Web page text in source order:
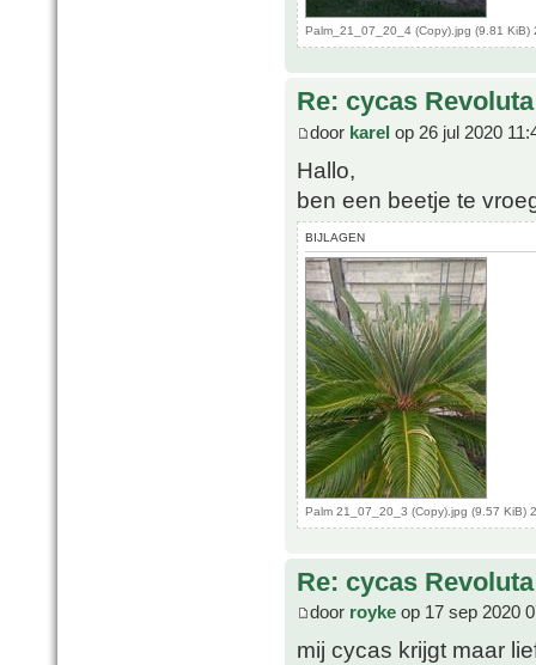
Palm_21_07_20_4 (Copy).jpg (9.81 KiB)
Re: cycas Revoluta
door karel op 26 jul 2020
Hallo,
ben een beetje te
BIJLAGEN
Palm 21_07_20_3 (Copy).jpg (9.57 KiB)
Re: cycas Revoluta
door royke op 17 sep 2020
mij cycas krijgt maar